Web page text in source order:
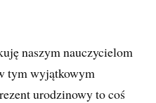
naszym nauczycielom
tym wyjątkowym
urodzinowy to coś